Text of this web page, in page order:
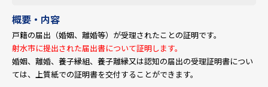
概要・内容
戸籍の届出（婚姻、離婚等）が受理されたことの証明です。
射水市に提出された届出書について証明します。
婚姻、離婚、養子縁組、養子離縁又は認知の届出の受理証明書につい
ては、上質紙での証明書を交付することができます。